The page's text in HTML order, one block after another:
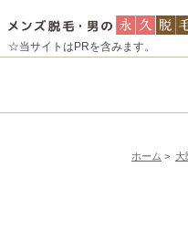
☆当サイトはPRを含みます。
ホーム > 大